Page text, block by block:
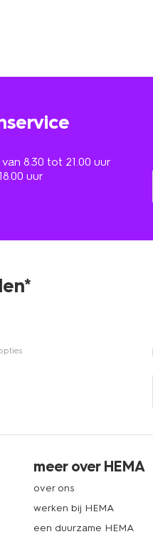
8.30 tot 21.00 uur
uur
meer over HEMA
over ons
werken bij HEMA
een duurzame HEMA